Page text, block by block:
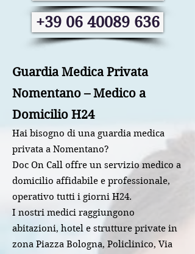
+39 06 40089 636
Guardia Medica Privata
Nomentano – Medico a
Domicilio H24
Hai bisogno di una guardia medica
privata a Nomentano?
Doc On Call offre un servizio medico a
domicilio affidabile e professionale,
operativo tutti i giorni H24.
I nostri medici raggiungono
abitazioni, hotel e strutture private in
zona Piazza Bologna, Policlinico, Via